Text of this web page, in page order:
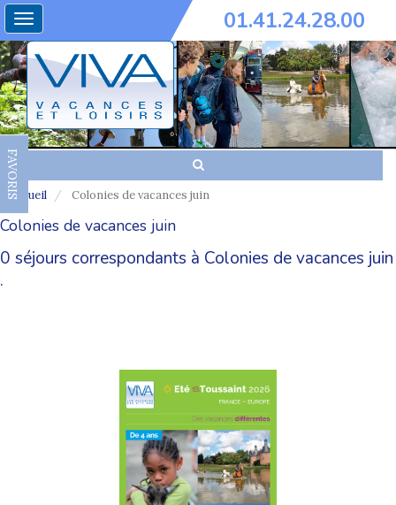
Toggle
navigation
01.41.24.28.00
FAVORIS
Accueil Colonies de vacances juin
Colonies de vacances juin
0 séjours correspondants à Colonies de vacances juin
.